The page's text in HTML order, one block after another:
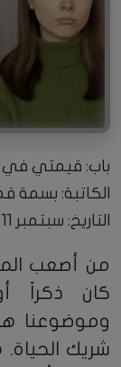
باب: قيمتي في
الكاتبة: بسمة
التاريخ: سبتمبر 11, 2024
من أصعب
كان ذكراً
وموضوعنا
شريك الحياة.